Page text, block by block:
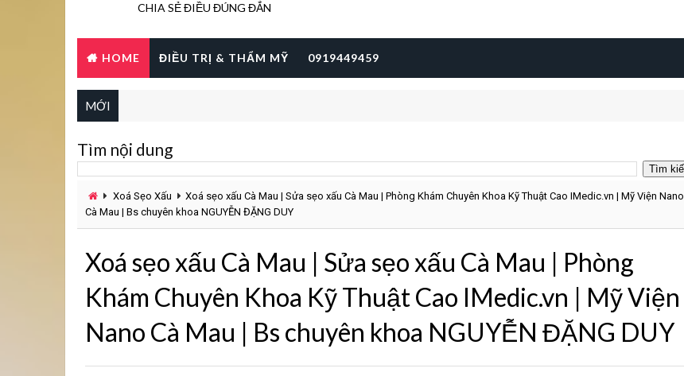
CHIA SẺ ĐIỀU ĐÚNG ĐẮN
HOME ĐIỀU TRỊ & THẨM MỸ 0919449459
MỚI
Tìm nội dung
Xoá Sẹo Xấu
Xoá sẹo xấu Cà Mau | Sửa sẹo xấu Cà Mau | Phòng Khám Chuyên Khoa Kỹ Thuật Cao IMedic.vn | Mỹ Viện Nano
Cà Mau | Bs chuyên khoa NGUYỄN ĐẶNG DUY
Xoá sẹo xấu Cà Mau | Sửa sẹo xấu Cà Mau | Phòng
Khám Chuyên Khoa Kỹ Thuật Cao IMedic.vn | Mỹ Viện
Nano Cà Mau | Bs chuyên khoa NGUYỄN ĐẶNG DUY